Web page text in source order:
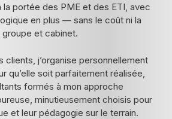
portée des PME et des ETI, avec
en plus — sans le coût ni la
groupe et cabinet.
clients, j’organise personnellement
qu’elle soit parfaitement réalisée,
formés à mon approche
minutieusement choisis pour
et leur pédagogie sur le terrain.